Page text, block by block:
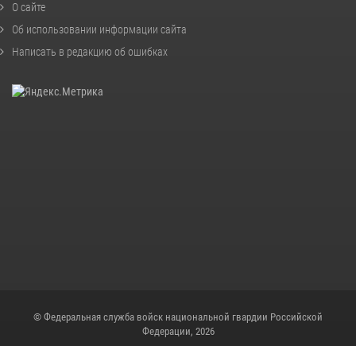
О сайте
Об использовании информации сайта
Написать в редакцию об ошибках
© Федеральная служба войск национальной гвардии Российской
Федерации, 2026